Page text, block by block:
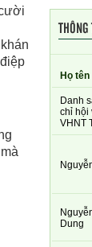
Họ tên
Danh
chỉ hội
VHNT
Dung